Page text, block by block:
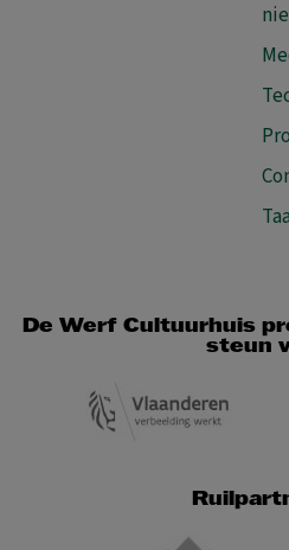
De Werf Cultuurhuis
steun